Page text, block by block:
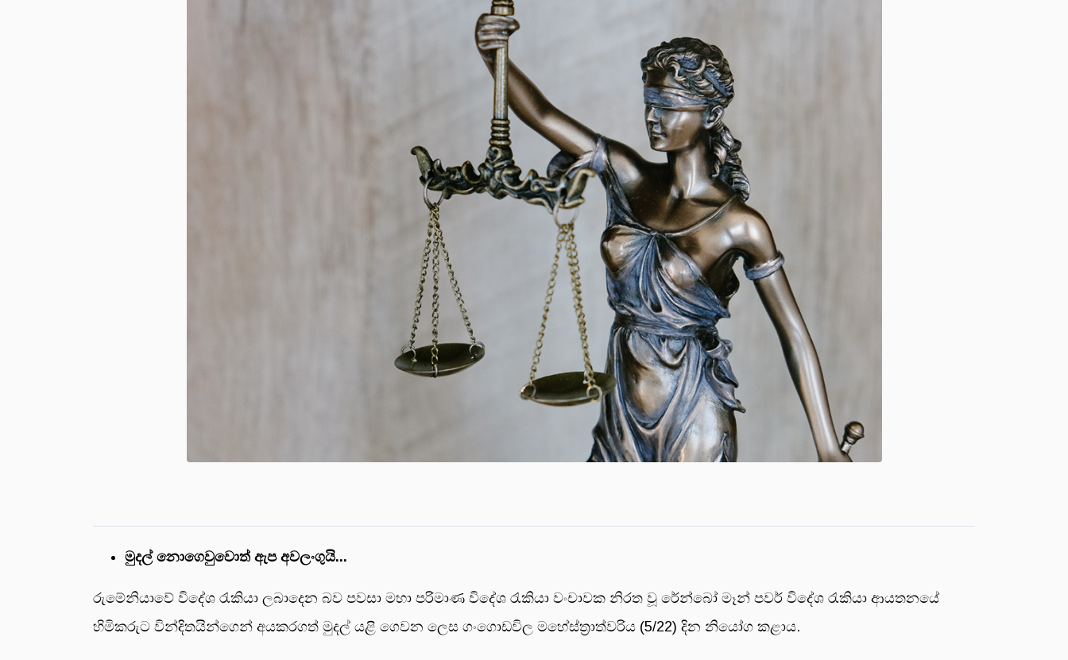
මුදල් නොගෙවුවොත් ඇප අවලංගුයි...
රුමේනියාවේ විදේශ රැකියා ලබාදෙන බව පවසා මහා පරිමාණ විදේශ රැකියා වංචාවක නිරත වූ රේන්බෝ මෑන් පවර් විදේශ රැකියා ආයතනයේ
හිමිකරුට වින්දිතයින්ගෙන් අයකරගත් මුදල් යළි ගෙවන ලෙස ගංගොඩවිල මහේස්ත්‍රාත්වරිය (5/22) දින නියෝග කළාය.